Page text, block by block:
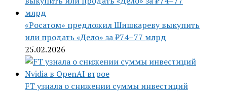
«Росатом» предложил Шишкареву выкупить
или продать «Дело» за ₽74–77 млрд
25.02.2026
FT узнала о снижении суммы инвестиций